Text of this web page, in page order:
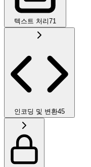
텍스트 처리71
인코딩 및 변환45